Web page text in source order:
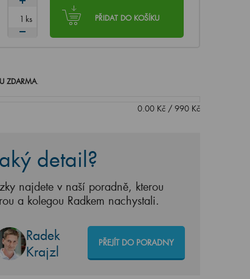
PŘIDAT DO KOŠÍKU
ks
ZDARMA.
0.00Kč/ 990Kč
detail?
najdete v naší poradně, kterou
a kolegou Radkem nachystali.
Radek
Krajzl
PŘEJÍT DO PORADNY